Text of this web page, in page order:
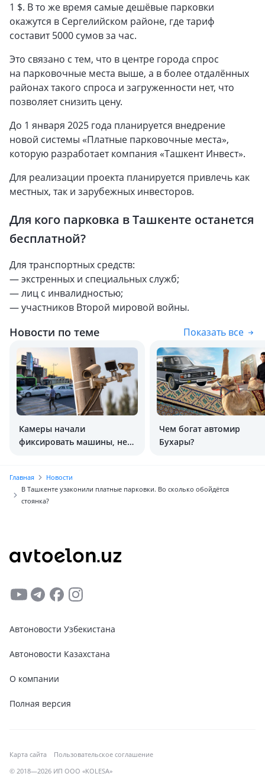
1 $. В то же время самые дешёвые парковки
окажутся в Сергелийском районе, где тариф
составит 5000 сумов за час.
Это связано с тем, что в центре города спрос
на парковочные места выше, а в более отдалённых
районах такого спроса и загруженности нет, что
позволяет снизить цену.
До 1 января 2025 года планируется внедрение
новой системы «Платные парковочные места»,
которую разработает компания «Ташкент Инвест».
Для реализации проекта планируется привлечь как
местных, так и зарубежных инвесторов.
Для кого парковка в Ташкенте останется
бесплатной?
Для транспортных средств:
— экстренных и специальных служб;
— лиц с инвалидностью;
— участников Второй мировой войны.
Новости по теме Показать все
Камеры начали
фиксировать машины, не
Чем богат автомир
Бухары?
Главная
Новости
В Ташкенте узаконили платные парковки. Во сколько обойдётся
стоянка?
Автоновости Узбекистана
Автоновости Казахстана
О компании
Полная версия
Карта сайта
Пользовательское соглашение
© 2018—2026 ИП ООО «KOLESA»